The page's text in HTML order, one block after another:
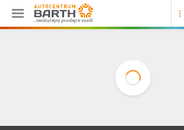
…neobyčejný prodejce vozů!